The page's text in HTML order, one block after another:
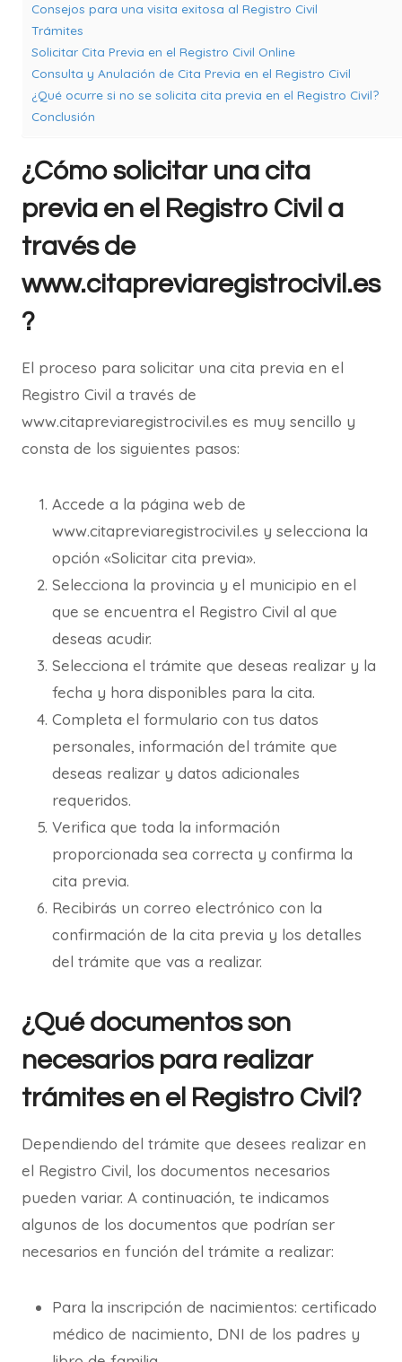
Consejos para una visita exitosa al Registro Civil
Trámites
Solicitar Cita Previa en el Registro Civil Online
Consulta y Anulación de Cita Previa en el Registro Civil
¿Qué ocurre si no se solicita cita previa en el Registro Civil?
Conclusión
¿Cómo solicitar una cita
previa en el Registro Civil a
través de
www.citapreviaregistrocivil.es
?
El proceso para solicitar una cita previa en el
Registro Civil a través de
www.citapreviaregistrocivil.es es muy sencillo y
consta de los siguientes pasos:
Accede a la página web de
www.citapreviaregistrocivil.es y selecciona la
opción «Solicitar cita previa».
Selecciona la provincia y el municipio en el
que se encuentra el Registro Civil al que
deseas acudir.
Selecciona el trámite que deseas realizar y la
fecha y hora disponibles para la cita.
Completa el formulario con tus datos
personales, información del trámite que
deseas realizar y datos adicionales
requeridos.
Verifica que toda la información
proporcionada sea correcta y confirma la
cita previa.
Recibirás un correo electrónico con la
confirmación de la cita previa y los detalles
del trámite que vas a realizar.
¿Qué documentos son
necesarios para realizar
trámites en el Registro Civil?
Dependiendo del trámite que desees realizar en
el Registro Civil, los documentos necesarios
pueden variar. A continuación, te indicamos
algunos de los documentos que podrían ser
necesarios en función del trámite a realizar:
Para la inscripción de nacimientos: certificado
médico de nacimiento, DNI de los padres y